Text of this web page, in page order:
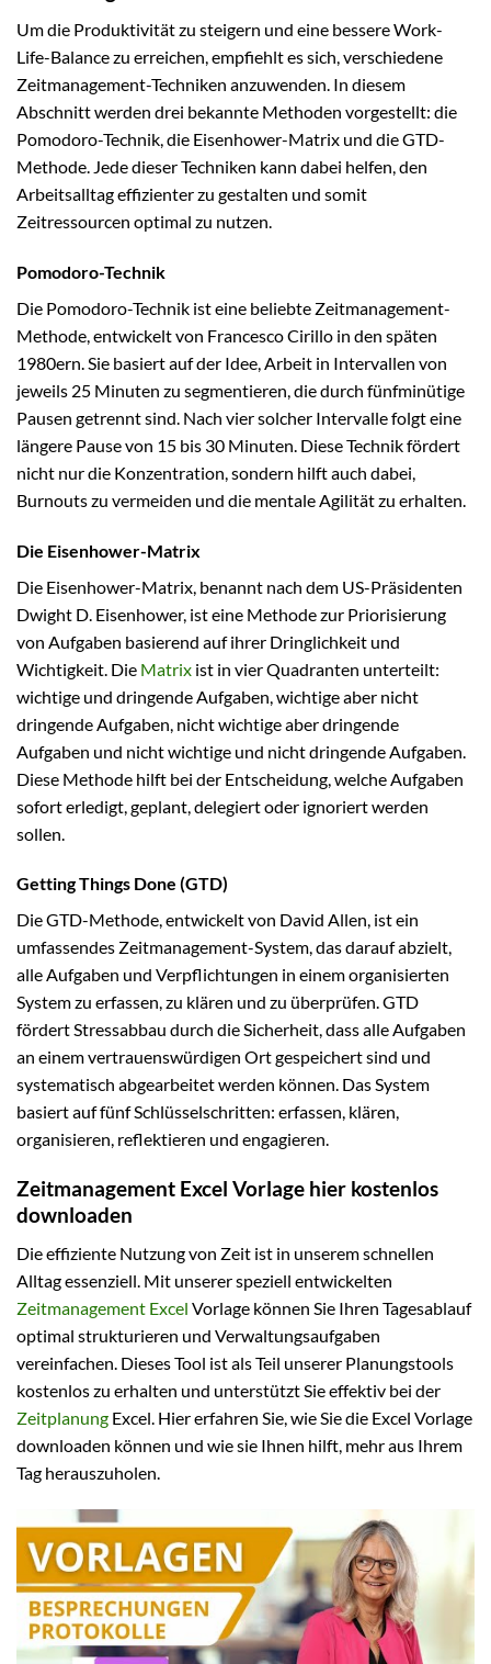
Um die Produktivität zu steigern und eine bessere Work-
Life-Balance zu erreichen, empfiehlt es sich, verschiedene
Zeitmanagement-Techniken anzuwenden. In diesem
Abschnitt werden drei bekannte Methoden vorgestellt: die
Pomodoro-Technik, die Eisenhower-Matrix und die GTD-
Methode. Jede dieser Techniken kann dabei helfen, den
Arbeitsalltag effizienter zu gestalten und somit
Zeitressourcen optimal zu nutzen.
Pomodoro-Technik
Die Pomodoro-Technik ist eine beliebte Zeitmanagement-
Methode, entwickelt von Francesco Cirillo in den späten
1980ern. Sie basiert auf der Idee, Arbeit in Intervallen von
jeweils 25 Minuten zu segmentieren, die durch fünfminütige
Pausen getrennt sind. Nach vier solcher Intervalle folgt eine
längere Pause von 15 bis 30 Minuten. Diese Technik fördert
nicht nur die Konzentration, sondern hilft auch dabei,
Burnouts zu vermeiden und die mentale Agilität zu erhalten.
Die Eisenhower-Matrix
Die Eisenhower-Matrix, benannt nach dem US-Präsidenten
Dwight D. Eisenhower, ist eine Methode zur Priorisierung
von Aufgaben basierend auf ihrer Dringlichkeit und
Wichtigkeit. Die Matrix ist in vier Quadranten unterteilt:
wichtige und dringende Aufgaben, wichtige aber nicht
dringende Aufgaben, nicht wichtige aber dringende
Aufgaben und nicht wichtige und nicht dringende Aufgaben.
Diese Methode hilft bei der Entscheidung, welche Aufgaben
sofort erledigt, geplant, delegiert oder ignoriert werden
sollen.
Getting Things Done (GTD)
Die GTD-Methode, entwickelt von David Allen, ist ein
umfassendes Zeitmanagement-System, das darauf abzielt,
alle Aufgaben und Verpflichtungen in einem organisierten
System zu erfassen, zu klären und zu überprüfen. GTD
fördert Stressabbau durch die Sicherheit, dass alle Aufgaben
an einem vertrauenswürdigen Ort gespeichert sind und
systematisch abgearbeitet werden können. Das System
basiert auf fünf Schlüsselschritten: erfassen, klären,
organisieren, reflektieren und engagieren.
Zeitmanagement Excel Vorlage hier kostenlos
downloaden
Die effiziente Nutzung von Zeit ist in unserem schnellen
Alltag essenziell. Mit unserer speziell entwickelten
Zeitmanagement Excel Vorlage können Sie Ihren Tagesablauf
optimal strukturieren und Verwaltungsaufgaben
vereinfachen. Dieses Tool ist als Teil unserer Planungstools
kostenlos zu erhalten und unterstützt Sie effektiv bei der
Zeitplanung Excel. Hier erfahren Sie, wie Sie die Excel Vorlage
downloaden können und wie sie Ihnen hilft, mehr aus Ihrem
Tag herauszuholen.